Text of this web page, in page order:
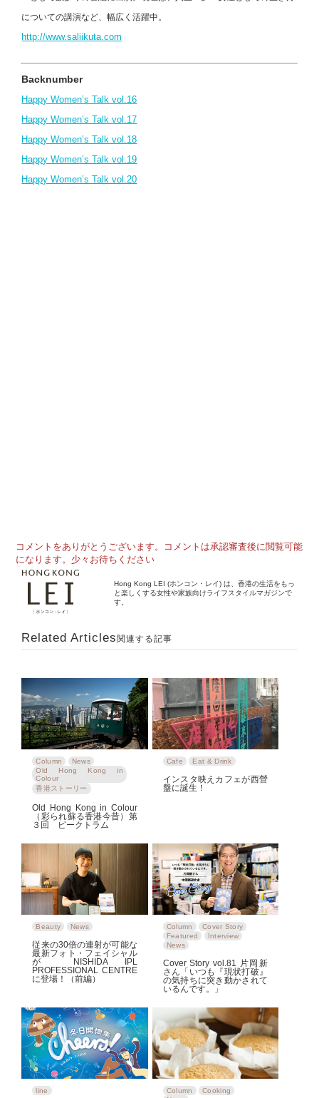
についての講演など、幅広く活躍中。
http://www.saliikuta.com
Backnumber
Happy Women’s Talk vol.16
Happy Women’s Talk vol.17
Happy Women’s Talk vol.18
Happy Women’s Talk vol.19
Happy Women’s Talk vol.20
コメントをありがとうございます。コメントは承認審査後に閲覧可能
になります。少々お待ちください
Hong Kong LEI (ホンコン・レイ) は、香港の生活をもっ
と楽しくする女性や家族向けライフスタイルマガジンで
す。
Related Articles 関連する記事
Column
News
Old Hong Kong in
Colour
香港ストーリー
Old Hong Kong in Colour
（彩られ蘇る香港今昔）第
３回 ピークトラム
Cafe Eat & Drink
インスタ映えカフェが西營
盤に誕生！
Beauty News
従来の30倍の連射が可能な
最新フォト・フェイシャル
が NISHIDA IPL
PROFESSIONAL CENTRE
に登場！（前編）
Column
Cover Story
Featured
Interview
News
Cover Story vol.81 片岡新
さん「いつも『現状打破』
の気持ちに突き動かされて
いるんです。」
line Column
Cooking